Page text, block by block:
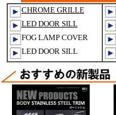
CHROME GRILLE
LED DOOR SILL
FOG LAMP COVER
LED DOOR SILL